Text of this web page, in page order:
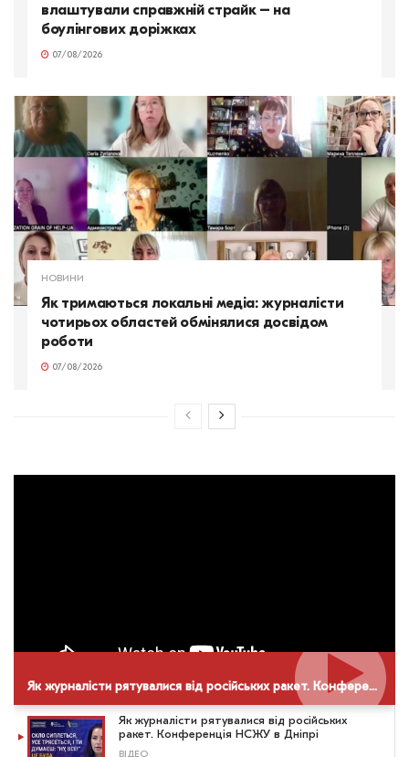
влаштували справжній страйк – на
боулінгових доріжках
07/08/2026
НОВИНИ
Як тримаються локальні медіа: журналісти
чотирьох областей обмінялися досвідом
роботи
07/08/2026
Як журналісти рятувалися від російських ракет. Конференція НСЖУ в Дніпрі
Як журналісти рятувалися від російських
ракет. Конференція НСЖУ в Дніпрі
ВІДЕО